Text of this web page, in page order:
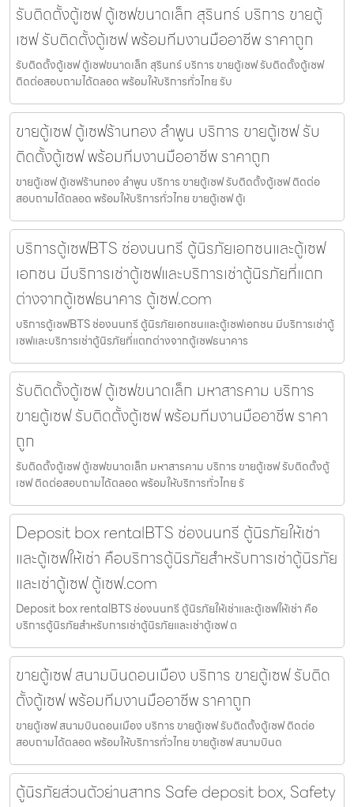
รับติดตั้งตู้เซฟ ตู้เซฟขนาดเล็ก สุรินทร์ บริการ ขายตู้
เซฟ รับติดตั้งตู้เซฟ พร้อมทีมงานมืออาชีพ ราคาถูก
รับติดตั้งตู้เซฟ ตู้เซฟขนาดเล็ก สุรินทร์ บริการ ขายตู้เซฟ รับติดตั้งตู้เซฟ
ติดต่อสอบถามได้ตลอด พร้อมให้บริการทั่วไทย รับ
ขายตู้เซฟ ตู้เซฟร้านทอง ลำพูน บริการ ขายตู้เซฟ รับ
ติดตั้งตู้เซฟ พร้อมทีมงานมืออาชีพ ราคาถูก
ขายตู้เซฟ ตู้เซฟร้านทอง ลำพูน บริการ ขายตู้เซฟ รับติดตั้งตู้เซฟ ติดต่อ
สอบถามได้ตลอด พร้อมให้บริการทั่วไทย ขายตู้เซฟ ตู้เ
บริการตู้เซฟBTS ช่องนนทรี ตู้นิรภัยเอกชนและตู้เซฟ
เอกชน มีบริการเช่าตู้เซฟและบริการเช่าตู้นิรภัยที่แตก
ต่างจากตู้เซฟธนาคาร ตู้เซฟ.com
บริการตู้เซฟBTS ช่องนนทรี ตู้นิรภัยเอกชนและตู้เซฟเอกชน มีบริการเช่าตู้
เซฟและบริการเช่าตู้นิรภัยที่แตกต่างจากตู้เซฟธนาคาร
รับติดตั้งตู้เซฟ ตู้เซฟขนาดเล็ก มหาสารคาม บริการ
ขายตู้เซฟ รับติดตั้งตู้เซฟ พร้อมทีมงานมืออาชีพ ราคา
ถูก
รับติดตั้งตู้เซฟ ตู้เซฟขนาดเล็ก มหาสารคาม บริการ ขายตู้เซฟ รับติดตั้งตู้
เซฟ ติดต่อสอบถามได้ตลอด พร้อมให้บริการทั่วไทย รั
Deposit box rentalBTS ช่องนนทรี ตู้นิรภัยให้เช่า
และตู้เซฟให้เช่า คือบริการตู้นิรภัยสำหรับการเช่าตู้นิรภัย
และเช่าตู้เซฟ ตู้เซฟ.com
Deposit box rentalBTS ช่องนนทรี ตู้นิรภัยให้เช่าและตู้เซฟให้เช่า คือ
บริการตู้นิรภัยสำหรับการเช่าตู้นิรภัยและเช่าตู้เซฟ ต
ขายตู้เซฟ สนามบินดอนเมือง บริการ ขายตู้เซฟ รับติด
ตั้งตู้เซฟ พร้อมทีมงานมืออาชีพ ราคาถูก
ขายตู้เซฟ สนามบินดอนเมือง บริการ ขายตู้เซฟ รับติดตั้งตู้เซฟ ติดต่อ
สอบถามได้ตลอด พร้อมให้บริการทั่วไทย ขายตู้เซฟ สนามบินด
ตู้นิรภัยส่วนตัวย่านสาทร Safe deposit box, Safety